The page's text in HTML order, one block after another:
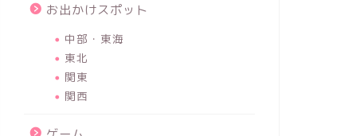
お出かけスポット
中部・東海
東北
関東
関西